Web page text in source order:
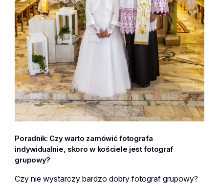
Poradnik: Czy warto zamówić fotografa
indywidualnie, skoro w kościele jest fotograf
grupowy?
Czy nie wystarczy bardzo dobry fotograf grupowy?